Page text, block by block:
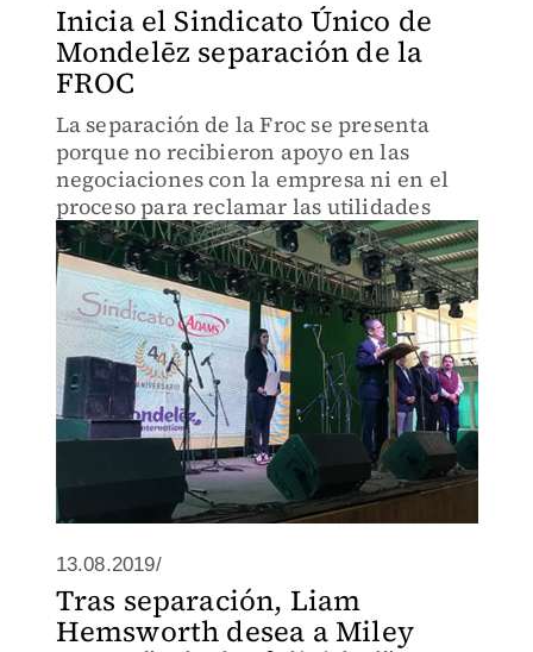
Inicia el Sindicato Único de
Mondelēz separación de la
FROC
La separación de la Froc se presenta
porque no recibieron apoyo en las
negociaciones con la empresa ni en el
proceso para reclamar las utilidades
13.08.2019/
Tras separación, Liam
Hemsworth desea a Miley